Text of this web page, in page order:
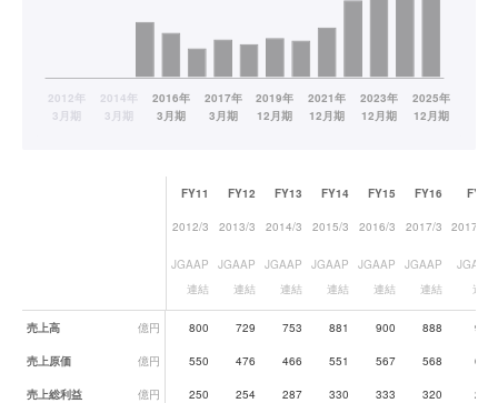
業績データ一覧
FY11 FY12 FY13 FY14 FY15 FY16 FY17
2012/3 2013/3 2014/3 2015/3 2016/3 2017/3 2017/12
JGAAP
連結
JGAAP
連結
JGAAP
連結
JGAAP
連結
JGAAP
連結
JGAAP
連結
JGAAP
連結
売上高 億円 800 729 753 881 900 888 924
売上原価 億円 550 476 466 551 567 568 638
売上総利益 億円 250 254 287 330 333 320 286